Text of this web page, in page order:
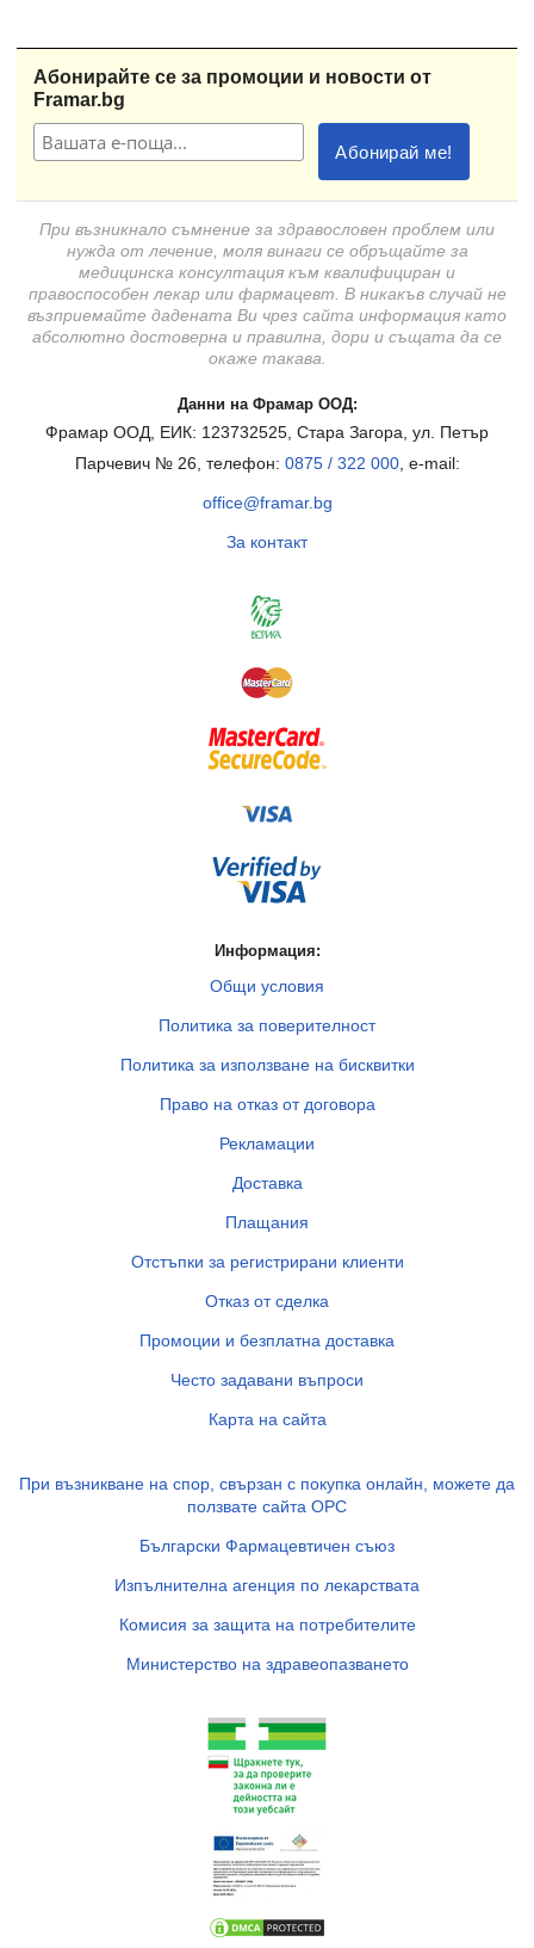
Абонирайте се за промоции и новости от
Framar.bg
При възникнало съмнение за здравословен проблем или
нужда от лечение, моля винаги се обръщайте за
медицинска консултация към квалифициран и
правоспособен лекар или фармацевт. В никакъв случай не
възприемайте дадената Ви чрез сайта информация като
абсолютно достоверна и правилна, дори и същата да се
окаже такава.
Данни на Фрамар ООД:
Фрамар ООД, ЕИК: 123732525, Стара Загора, ул. Петър
Парчевич № 26, телефон: 0875 / 322 000, e-mail:
office@framar.bg
За контакт
Информация:
Общи условия
Политика за поверителност
Политика за използване на бисквитки
Право на отказ от договора
Рекламации
Доставка
Плащания
Отстъпки за регистрирани клиенти
Отказ от сделка
Промоции и безплатна доставка
Често задавани въпроси
Карта на сайта
При възникване на спор, свързан с покупка онлайн, можете да
ползвате сайта ОРС
Български Фармацевтичен съюз
Изпълнителна агенция по лекарствата
Комисия за защита на потребителите
Министерство на здравеопазването